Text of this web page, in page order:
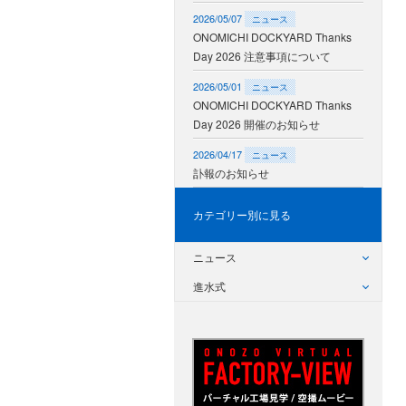
2026/05/07 ニュース
ONOMICHI DOCKYARD Thanks
Day 2026 注意事項について
2026/05/01 ニュース
ONOMICHI DOCKYARD Thanks
Day 2026 開催のお知らせ
2026/04/17 ニュース
訃報のお知らせ
カテゴリー別に見る
ニュース
進水式